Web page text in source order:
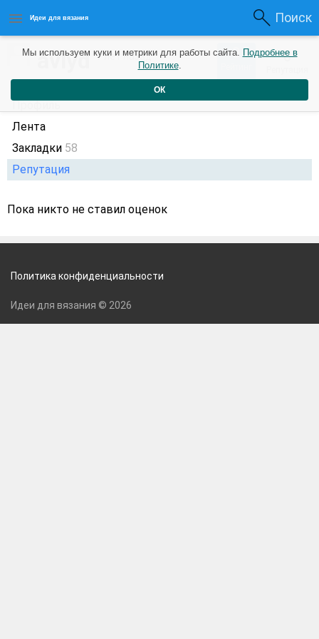
Идеи для вязания Поиск
avlyd7 лет назад 0 0
Профиль
Лента
Закладки 58
Репутация
Пока никто не ставил оценок
Мы используем куки и метрики для работы сайта. Подробнее в
Политике.
ОК
Политика конфиденциальности
Идеи для вязания © 2026